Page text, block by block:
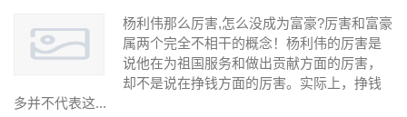
杨利伟那么厉害,怎么没成为富豪?厉害和富豪
属两个完全不相干的概念！杨利伟的厉害是
说他在为祖国服务和做出贡献方面的厉害，
却不是说在挣钱方面的厉害。实际上，挣钱
多并不代表这...